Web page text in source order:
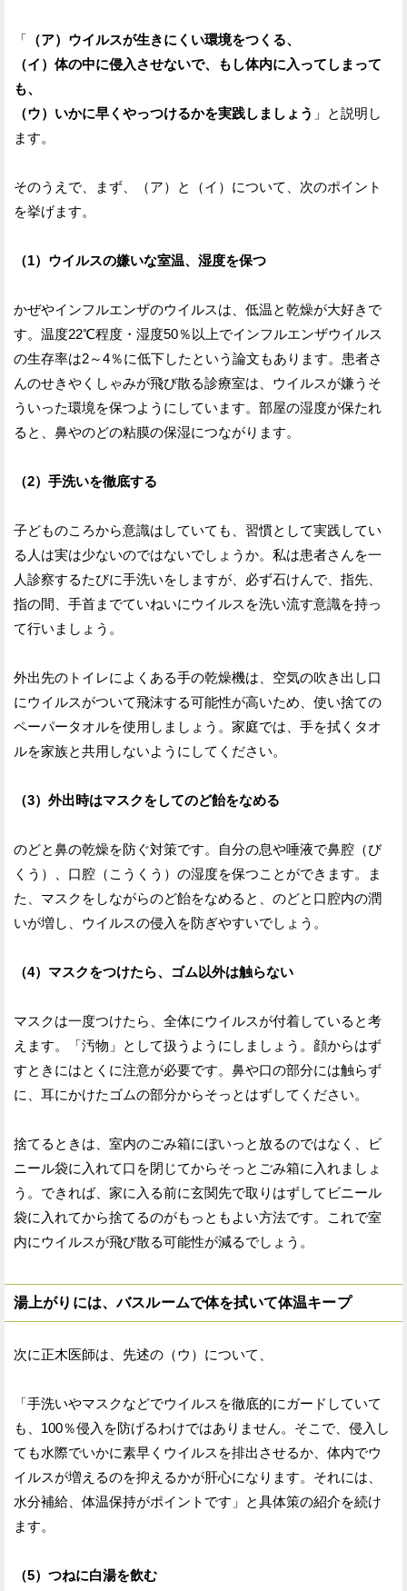
「 （ア）ウイルスが生きにくい環境をつくる、
（イ）体の中に侵入させないで、もし体内に入ってしまって
も、
（ウ）いかに早くやっつけるかを実践しましょう 」と説明し
ます。
そのうえで、まず、（ア）と（イ）について、次のポイント
を挙げます。
（1）ウイルスの嫌いな室温、湿度を保つ
かぜやインフルエンザのウイルスは、低温と乾燥が大好きで
す。温度22℃程度・湿度50％以上でインフルエンザウイルス
の生存率は2～4％に低下したという論文もあります。患者さ
んのせきやくしゃみが飛び散る診療室は、ウイルスが嫌うそ
ういった環境を保つようにしています。部屋の湿度が保たれ
ると、鼻やのどの粘膜の保湿につながります。
（2）手洗いを徹底する
子どものころから意識はしていても、習慣として実践してい
る人は実は少ないのではないでしょうか。私は患者さんを一
人診察するたびに手洗いをしますが、必ず石けんで、指先、
指の間、手首までていねいにウイルスを洗い流す意識を持っ
て行いましょう。
外出先のトイレによくある手の乾燥機は、空気の吹き出し口
にウイルスがついて飛沫する可能性が高いため、使い捨ての
ペーパータオルを使用しましょう。家庭では、手を拭くタオ
ルを家族と共用しないようにしてください。
（3）外出時はマスクをしてのど飴をなめる
のどと鼻の乾燥を防ぐ対策です。自分の息や唾液で鼻腔（び
くう）、口腔（こうくう）の湿度を保つことができます。ま
た、マスクをしながらのど飴をなめると、のどと口腔内の潤
いが増し、ウイルスの侵入を防ぎやすいでしょう。
（4）マスクをつけたら、ゴム以外は触らない
マスクは一度つけたら、全体にウイルスが付着していると考
えます。「汚物」として扱うようにしましょう。顔からはず
すときにはとくに注意が必要です。鼻や口の部分には触らず
に、耳にかけたゴムの部分からそっとはずしてください。
捨てるときは、室内のごみ箱にぼいっと放るのではなく、ビ
ニール袋に入れて口を閉じてからそっとごみ箱に入れましょ
う。できれば、家に入る前に玄関先で取りはずしてビニール
袋に入れてから捨てるのがもっともよい方法です。これで室
内にウイルスが飛び散る可能性が減るでしょう。
湯上がりには、バスルームで体を拭いて体温キープ
次に正木医師は、先述の（ウ）について、
「手洗いやマスクなどでウイルスを徹底的にガードしていて
も、100％侵入を防げるわけではありません。そこで、侵入し
ても水際でいかに素早くウイルスを排出させるか、体内でウ
イルスが増えるのを抑えるかが肝心になります。それには、
水分補給、体温保持がポイントです」と具体策の紹介を続け
ます。
（5）つねに白湯を飲む